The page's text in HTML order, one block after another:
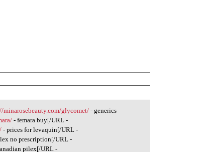
minarosebeauty.com/glycomet/ - generics
- femara buy[/URL -
- prices for levaquin[/URL -
no prescription[/URL -
pilex[/URL -